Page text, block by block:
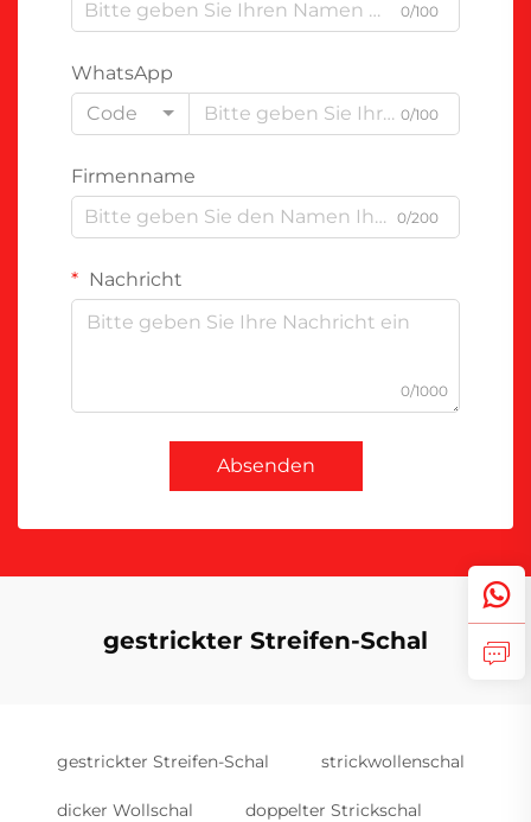
0/100
WhatsApp
Code
0/100
Firmenname
0/200
Nachricht
0/1000
Absenden
gestrickter Streifen-Schal
gestrickter Streifen-Schal strickwollenschal
dicker Wollschal doppelter Strickschal